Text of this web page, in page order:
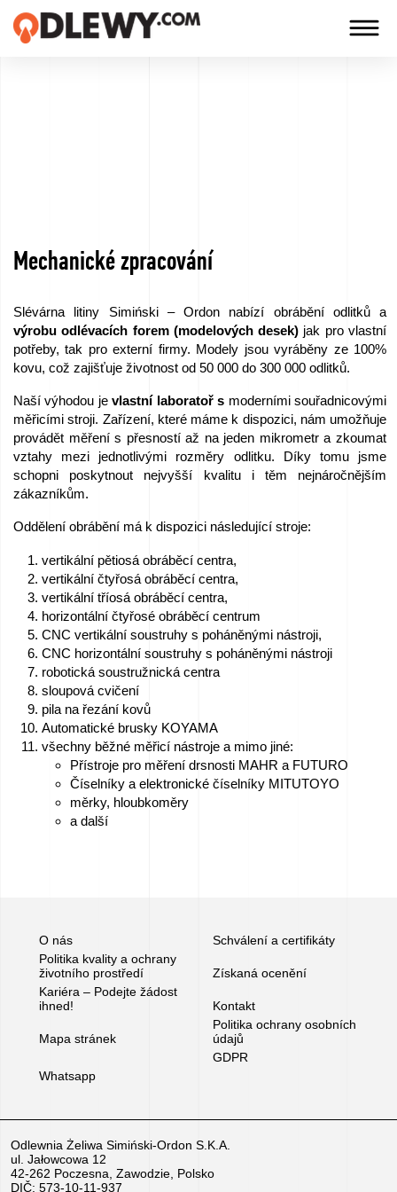
Firma
Technologie
Naše
produkty
Kariéra
–
Podejte
Zařízení
k
prodeji
Granty
EU
Sponzorujeme
–
We
ze
slévárny
Kontakt
na
Mechanické zpracování
Slévárna litiny Simiński – Ordon nabízí obrábění odlitků a
výrobu odlévacích forem (modelových desek) jak pro vlastní
potřeby, tak pro externí firmy. Modely jsou vyráběny ze 100%
kovu, což zajišťuje životnost od 50 000 do 300 000 odlitků.
Naší výhodou jevlastní laboratoř s moderními souřadnicovými
měřicími stroji. Zařízení, které máme k dispozici, nám umožňuje
provádět měření s přesností až na jeden mikrometr a zkoumat
vztahy mezi jednotlivými rozměry odlitku. Díky tomu jsme
schopni poskytnout nejvyšší kvalitu i těm nejnáročnějším
zákazníkům.
Oddělení obrábění má k dispozici následující stroje:
vertikální pětiosá obráběcí centra,
vertikální čtyřosá obráběcí centra,
vertikální tříosá obráběcí centra,
horizontální čtyřosé obráběcí centrum
CNC vertikální soustruhy s poháněnými nástroji,
CNC horizontální soustruhy s poháněnými nástroji
robotická soustružnická centra
sloupová cvičení
pila na řezání kovů
Automatické brusky KOYAMA
všechny běžné měřicí nástroje a mimo jiné:
Přístroje pro měření drsnosti MAHR a FUTURO
Číselníky a elektronické číselníky MITUTOYO
měrky, hloubkoměry
a další
O nás
Schválení a certifikáty
Politika kvality a ochrany
životního prostředí
Získaná ocenění
Kariéra – Podejte žádost
ihned!
Kontakt
Mapa stránek
Politika ochrany osobních
údajů
GDPR
Whatsapp
Odlewnia Żeliwa Simiński-Ordon S.K.A.
ul. Jałowcowa 12
42-262 Poczesna, Zawodzie, Polsko
DIČ: 573-10-11-937